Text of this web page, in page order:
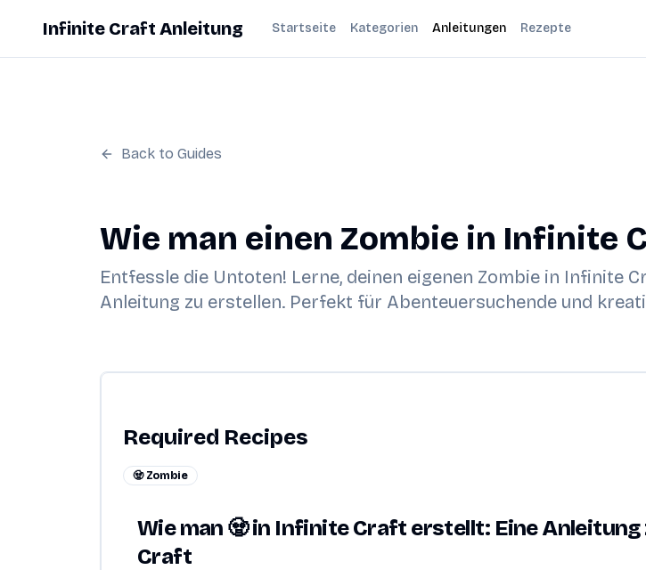
Infinite Craft Anleitung Startseite Kategorien Anleitungen Rezepte
Back to Guides
Wie man einen Zombie in Infinite
Entfessle die Untoten! Lerne, deinen eigenen Zombie in Infinite
Anleitung zu erstellen. Perfekt für Abenteuersuchende und
Required Recipes
🧟 Zombie
Wie man 🧟 in Infinite Craft erstellt: Eine
Craft